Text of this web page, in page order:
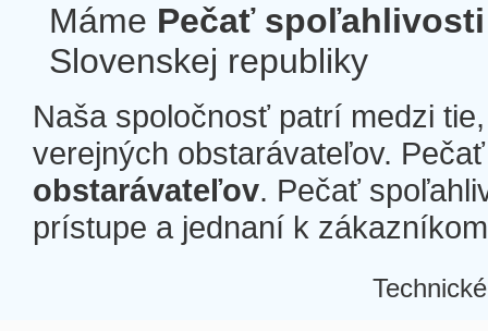
Máme Pečať spoľahlivosti
Slovenskej republiky
Naša spoločnosť patrí medzi
verejných obstarávateľov.
obstarávateľov. Pečať
prístupe a jednaní k